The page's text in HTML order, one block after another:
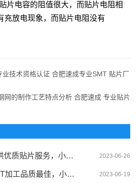
电容的阻值很大，而贴片电阻相
充放电现象，而贴片电阻没有
技术资格认证 合肥速成专业SMT 贴片厂
网的制作工艺特点分析 合肥速成 专业贴片
2023-06-26
合肥贴片工厂：提供优质贴片服务，小批量插件加工价格实惠！
2023-06-19
合肥贴片焊接：SMT加工品质最佳，小批量插件加工首选